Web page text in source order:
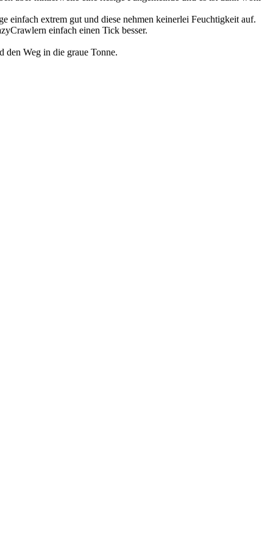
einfach extrem gut und diese nehmen keinerlei Feuchtigkeit auf.
einfach einen Tick besser.
den Weg in die graue Tonne.